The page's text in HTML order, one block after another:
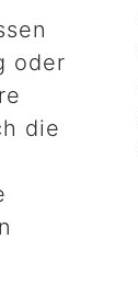
oder
die